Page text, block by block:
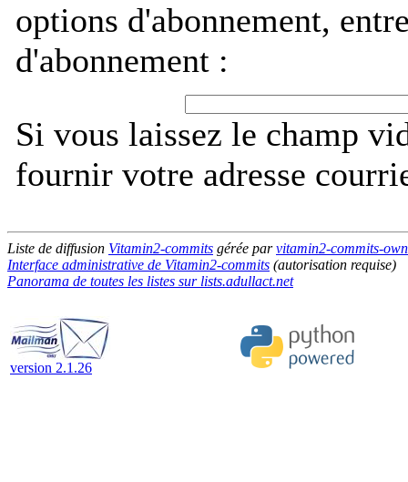
options d'abonnement,
d'abonnement :
Si vous laissez le champ
fournir votre adresse
Liste de diffusion Vitamin2-commits gérée parvitamin2-commits-
Interface administrative de Vitamin2-commits (autorisation requise)
Panorama de toutes les listes sur lists.adullact.net
version 2.1.26